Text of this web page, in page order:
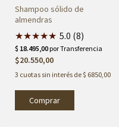
Shampoo sólido de
almendras
★★★★★ 5.0 (8)
$20.550,00
3 cuotas sin interés de$ 6850,00